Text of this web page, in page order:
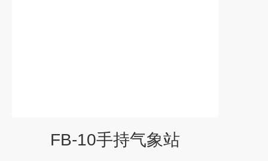
FB-10手持气象站